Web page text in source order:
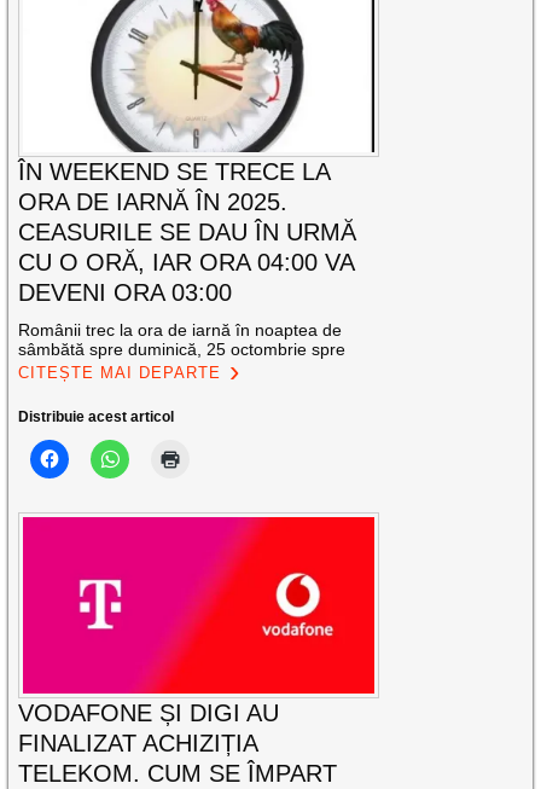
ÎN WEEKEND SE TRECE LA
ORA DE IARNĂ ÎN 2025.
CEASURILE SE DAU ÎN URMĂ
CU O ORĂ, IAR ORA 04:00 VA
DEVENI ORA 03:00
Românii trec la ora de iarnă în noaptea de
sâmbătă spre duminică, 25 octombrie spre
CITEȘTE MAI DEPARTE
Distribuie acest articol
VODAFONE ȘI DIGI AU
FINALIZAT ACHIZIȚIA
TELEKOM. CUM SE ÎMPART